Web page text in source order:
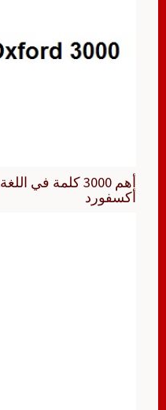
أهم 3000 كلمة في
أكسفورد